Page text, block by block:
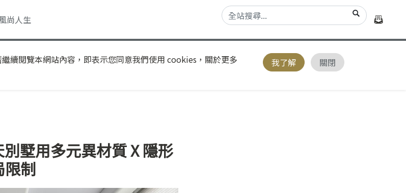
尚人生
續閱覽本網站內容，即表示您同意我們使用 cookies，關於更多
我了解 關閉
墅用多元異材質 X 隱形
限制